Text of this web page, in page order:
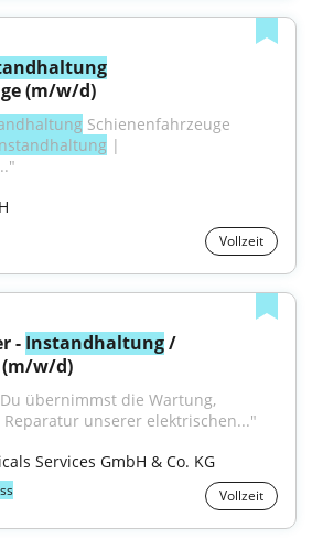
(m/w/d)
Schienenfahrzeuge
|
Vollzeit
- Instandhaltung /
(m/w/d)
Reparatur unserer elektrischen..."
Services GmbH & Co. KG
Vollzeit